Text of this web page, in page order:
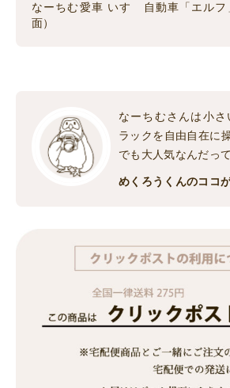
なーちむ愛車 いすゞ自動車「エル
面）
なーちむさんは小さ
ラックを自由自在に
でも大人気なんだっ
めくろうくんのココ